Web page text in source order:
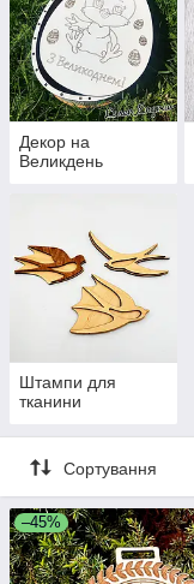
Декор на
Великдень
Штампи для
тканини
Сортування
–45%